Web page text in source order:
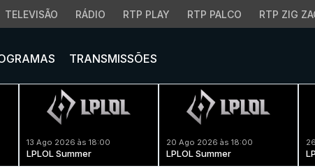
TELEVISÃO RÁDIO RTP PLAY RTP PALCO RTP ZIG
TRANSMISSÕES
13 Ago 2026 às 18:00
LPLOL Summer
20 Ago 2026 às 18:00
LPLOL Summer